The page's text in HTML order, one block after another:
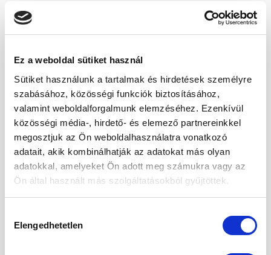
Ez a weboldal sütiket használ
Sütiket használunk a tartalmak és hirdetések személyre
szabásához, közösségi funkciók biztosításához,
valamint weboldalforgalmunk elemzéséhez. Ezenkívül
közösségi média-, hirdető- és elemező partnereinkkel
megosztjuk az Ön weboldalhasználatra vonatkozó
adatait, akik kombinálhatják az adatokat más olyan
adatokkal, amelyeket Ön adott meg számukra vagy az
Ön által használt más szolgáltatásokból gyűjtöttek.
kiválasztása
Elengedhetetlen
Összetevők
Hántolt árpa
Tárolása
Tárolja száraz és hűvös helyen, szorosan
lezárt csomagolásban.
A hántolt árpa tápértéke
Tápérték
100 g-ban